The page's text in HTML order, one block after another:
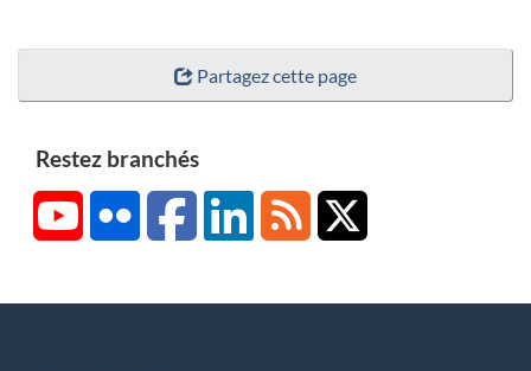
Partagez cette page
Restez branchés
YouTubeFlickr FacebookLinkedInRSS